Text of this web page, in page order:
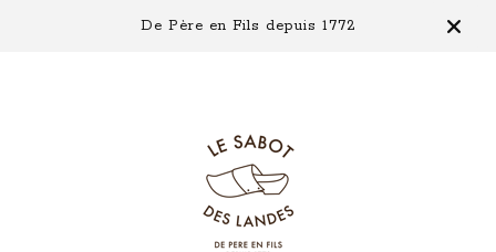
De Père en Fils depuis 1772